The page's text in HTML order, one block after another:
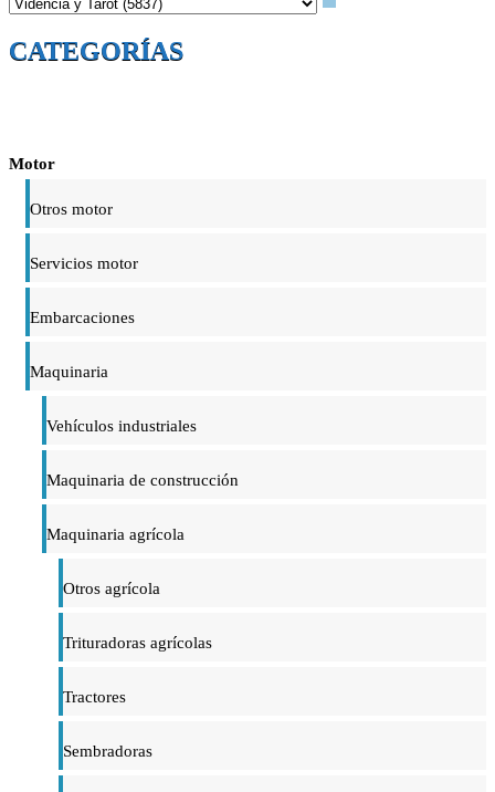
CATEGORÍAS
Motor
Otros motor
Servicios motor
Embarcaciones
Maquinaria
Vehículos industriales
Maquinaria de construcción
Maquinaria agrícola
Otros agrícola
Trituradoras agrícolas
Tractores
Sembradoras